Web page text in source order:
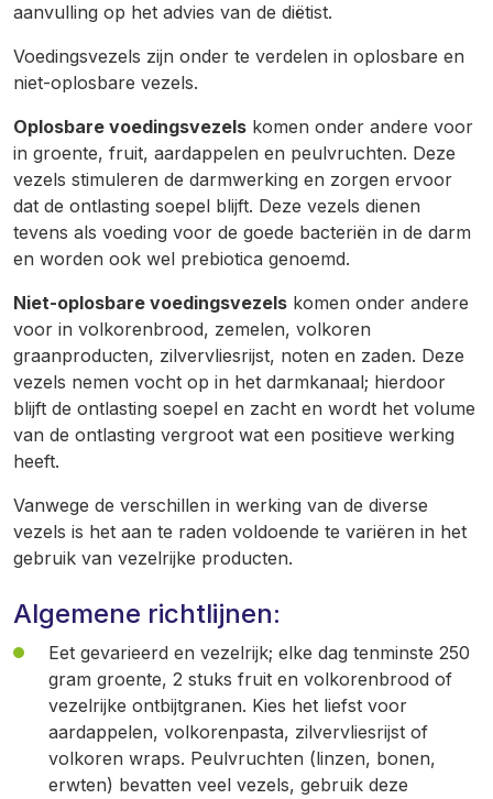
aanvulling op het advies van de diëtist.
Voedingsvezels zijn onder te verdelen in oplosbare en
niet-oplosbare vezels.
Oplosbare voedingsvezels komen onder andere voor
in groente, fruit, aardappelen en peulvruchten. Deze
vezels stimuleren de darmwerking en zorgen ervoor
dat de ontlasting soepel blijft. Deze vezels dienen
tevens als voeding voor de goede bacteriën in de darm
en worden ook wel prebiotica genoemd.
Niet-oplosbare voedingsvezels komen onder andere
voor in volkorenbrood, zemelen, volkoren
graanproducten, zilvervliesrijst, noten en zaden. Deze
vezels nemen vocht op in het darmkanaal; hierdoor
blijft de ontlasting soepel en zacht en wordt het volume
van de ontlasting vergroot wat een positieve werking
heeft.
Vanwege de verschillen in werking van de diverse
vezels is het aan te raden voldoende te variëren in het
gebruik van vezelrijke producten.
Algemene richtlijnen:
Eet gevarieerd en vezelrijk; elke dag tenminste 250
gram groente, 2 stuks fruit en volkorenbrood of
vezelrijke ontbijtgranen. Kies het liefst voor
aardappelen, volkorenpasta, zilvervliesrijst of
volkoren wraps. Peulvruchten (linzen, bonen,
erwten) bevatten veel vezels, gebruik deze